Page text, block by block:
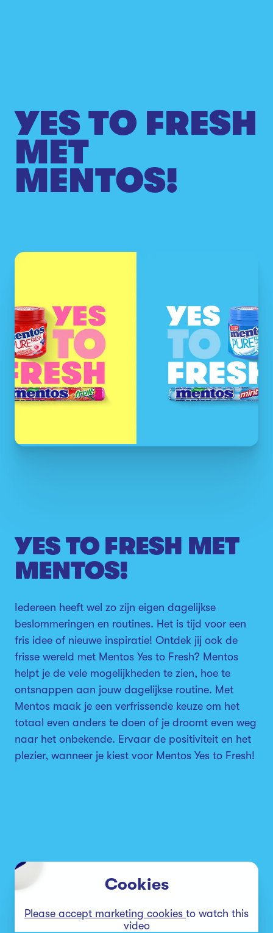
YES TO FRESH
MET
MENTOS!
YES TO FRESH MET
MENTOS!
Iedereen heeft wel zo zijn eigen dagelijkse
beslommeringen en routines. Het is tijd voor een
fris idee of nieuwe inspiratie! Ontdek jij ook de
frisse wereld met Mentos Yes to Fresh? Mentos
helpt je de vele mogelijkheden te zien, hoe te
ontsnappen aan jouw dagelijkse routine. Met
Mentos maak je een verfrissende keuze om het
totaal even anders te doen of je droomt even weg
naar het onbekende. Ervaar de positiviteit en het
plezier, wanneer je kiest voor Mentos Yes to Fresh!
Cookies
Please accept marketing cookies to watch this
video